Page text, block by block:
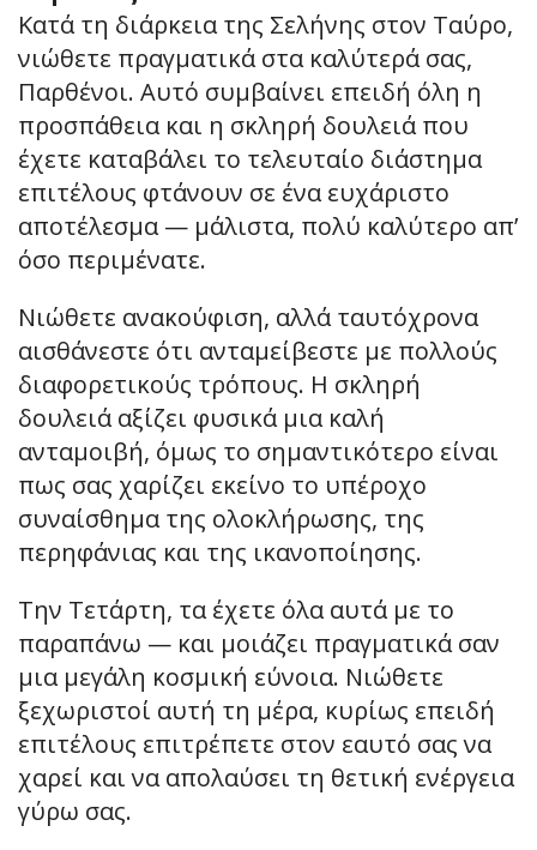
Κατά τη διάρκεια της Σελήνης στον Ταύρο,
νιώθετε πραγματικά στα καλύτερά σας,
Παρθένοι. Αυτό συμβαίνει επειδή όλη η
προσπάθεια και η σκληρή δουλειά που
έχετε καταβάλει το τελευταίο διάστημα
επιτέλους φτάνουν σε ένα ευχάριστο
αποτέλεσμα — μάλιστα, πολύ καλύτερο απ’
όσο περιμένατε.
Νιώθετε ανακούφιση, αλλά ταυτόχρονα
αισθάνεστε ότι ανταμείβεστε με πολλούς
διαφορετικούς τρόπους. Η σκληρή
δουλειά αξίζει φυσικά μια καλή
ανταμοιβή, όμως το σημαντικότερο είναι
πως σας χαρίζει εκείνο το υπέροχο
συναίσθημα της ολοκλήρωσης, της
περηφάνιας και της ικανοποίησης.
Την Τετάρτη, τα έχετε όλα αυτά με το
παραπάνω — και μοιάζει πραγματικά σαν
μια μεγάλη κοσμική εύνοια. Νιώθετε
ξεχωριστοί αυτή τη μέρα, κυρίως επειδή
επιτέλους επιτρέπετε στον εαυτό σας να
χαρεί και να απολαύσει τη θετική ενέργεια
γύρω σας.